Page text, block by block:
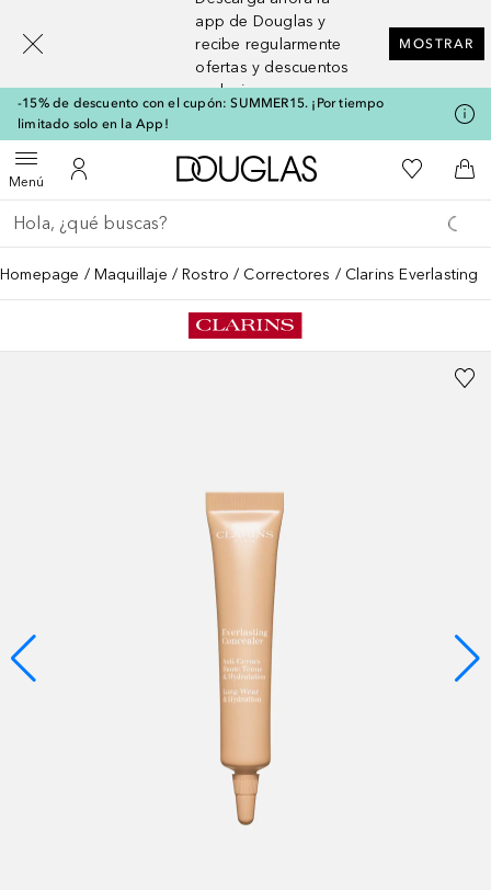
app de Douglas y
recibe regularmente
ofertas y descuentos
exclusivos
MOSTRAR
-15% de descuento con el cupón: SUMMER15. ¡Por tiempo
limitado solo en la App!
MenúAbrir menúMi cuenta
A Douglas HomeMi lista de
A
Regresar
Ejecutar búsqueda
Homepage Maquillaje Rostro Correctores Clarins Everlasting
[navigation.slideout.screenreader]